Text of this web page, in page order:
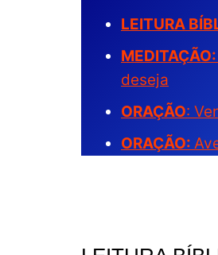
LEITURA
MEDITAÇÃO:
deseja
ORAÇÃO:
ORAÇÃO: